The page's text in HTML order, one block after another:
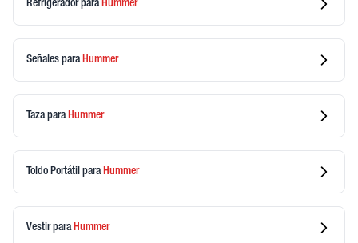
Refrigeradorpara Hummer
Señales para Hummer
Tazapara Hummer
Toldo Portátil para Hummer
Vestirpara Hummer